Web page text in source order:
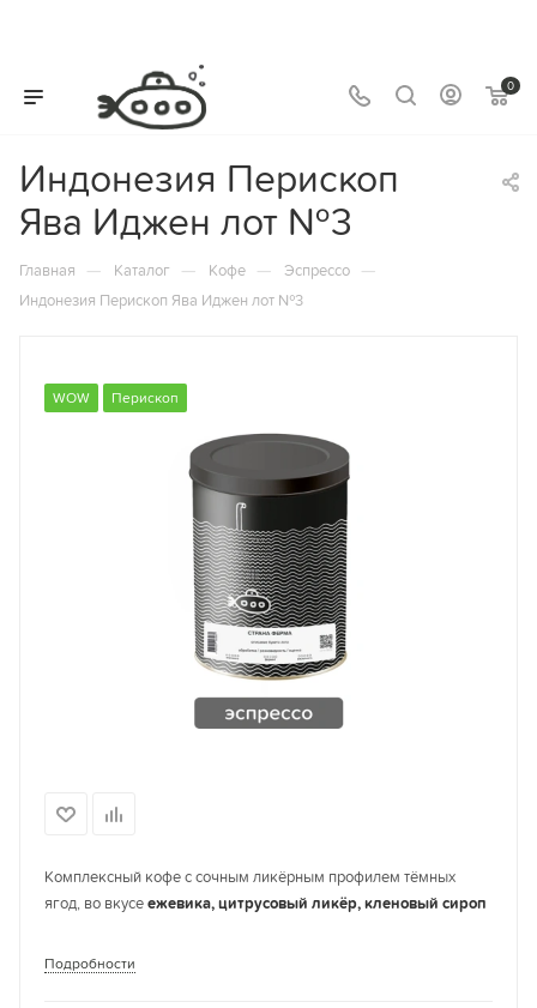
0
Индонезия Перископ
Ява Иджен лот №3
Главная — Каталог — Кофе — Эспрессо —
Индонезия Перископ Ява Иджен лот №3
WOW Перископ
Комплексный кофе с сочным ликёрным профилем тёмных
ягод, во вкусе ежевика, цитрусовый ликёр, кленовый сироп
Подробности